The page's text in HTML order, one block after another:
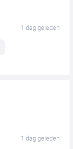
1 dag geleden
1 dag geleden